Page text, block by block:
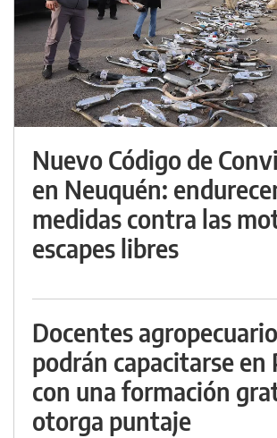
Nuevo Código de
en Neuquén:
medidas contra las
escapes libres
Docentes
podrán capacitarse
con una formación
otorga puntaje